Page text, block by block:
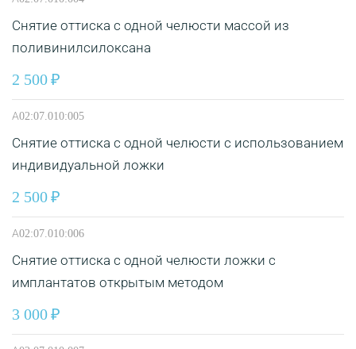
Снятие оттиска с одной челюсти массой из
поливинилсилоксана
2 500
А02:07.010:005
Снятие оттиска с одной челюсти с использованием
индивидуальной ложки
2 500
А02:07.010:006
Снятие оттиска с одной челюсти ложки с
имплантатов открытым методом
3 000